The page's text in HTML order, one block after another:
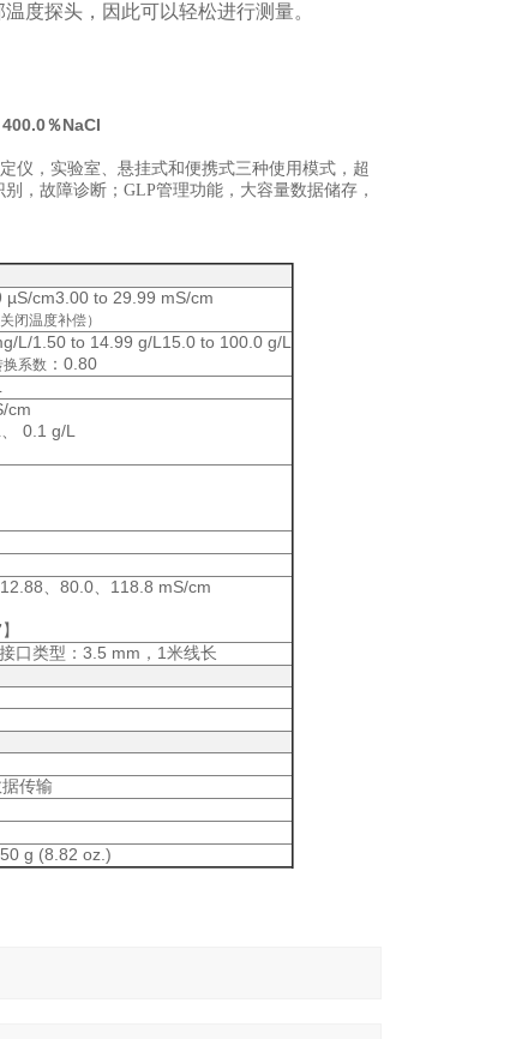
度探头，因此可以轻松进行测量。
％NaCI
仪，实验室、悬挂式和便携式三种使用模式，超
，故障诊断；GLP管理功能，大容量数据储存，
µS/cm3.00 to 29.99 mS/cm
闭温度补偿）
L/1.50 to 14.99 g/L15.0 to 100.0 g/L
换系数 ：0.80
cm
0.1 g/L
、80.0、118.8 mS/cm
】
口类型 ：3.5 mm，1 米线长
传输
g (8.82 oz.)